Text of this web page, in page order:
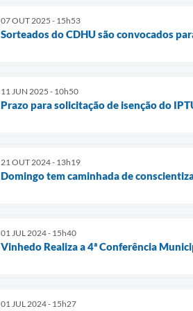
07 OUT 2025 - 15h53
Sorteados do CDHU são convocados
11 JUN 2025 - 10h50
Prazo para solicitação de isenção do
21 OUT 2024 - 13h19
Domingo tem caminhada de
01 JUL 2024 - 15h40
Vinhedo Realiza a 4ª Conferência
01 JUL 2024 - 15h27